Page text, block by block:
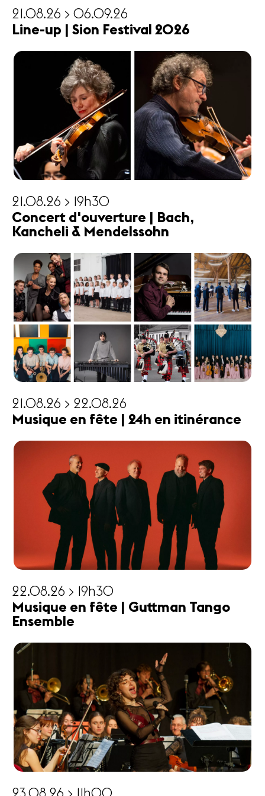
21.08.26 > 06.09.26
Line-up | Sion Festival 2026
21.08.26 > 19h30
Concert d'ouverture | Bach,
Kancheli & Mendelssohn
21.08.26 > 22.08.26
Musique en fête | 24h en itinérance
22.08.26 > 19h30
Musique en fête | Guttman Tango
Ensemble